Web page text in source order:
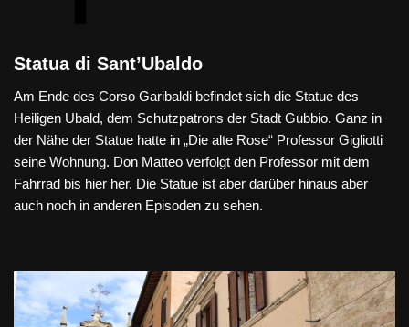
Statua di Sant’Ubaldo
Am Ende des Corso Garibaldi befindet sich die Statue des
Heiligen Ubald, dem Schutzpatrons der Stadt Gubbio. Ganz in
der Nähe der Statue hatte in „Die alte Rose“ Professor Gigliotti
seine Wohnung. Don Matteo verfolgt den Professor mit dem
Fahrrad bis hier her. Die Statue ist aber darüber hinaus aber
auch noch in anderen Episoden zu sehen.